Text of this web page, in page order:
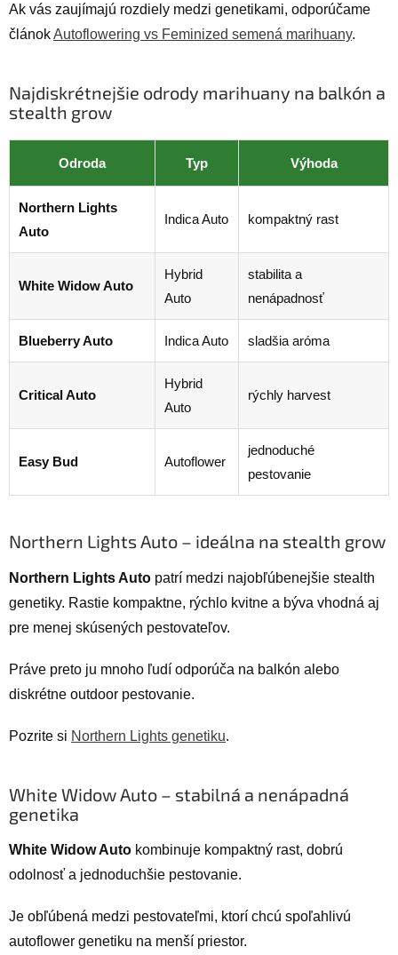
Ak vás zaujímajú rozdiely medzi genetikami, odporúčame
článokAutoflowering vs Feminized semená marihuany.
Najdiskrétnejšie odrody marihuany na balkón a
stealth grow
Odroda Typ Výhoda
Northern Lights
Auto
Indica Auto kompaktný rast
White Widow Auto
Hybrid
Auto
stabilita a
nenápadnosť
Blueberry Auto Indica Auto sladšia aróma
Critical Auto
Hybrid
Auto
rýchly harvest
Easy Bud Autoflower
jednoduché
pestovanie
Northern Lights Auto – ideálna na stealth grow
Northern Lights Auto patrí medzi najobľúbenejšie stealth
genetiky. Rastie kompaktne, rýchlo kvitne a býva vhodná aj
pre menej skúsených pestovateľov.
Práve preto ju mnoho ľudí odporúča na balkón alebo
diskrétne outdoor pestovanie.
Pozrite si Northern Lights genetiku.
White Widow Auto – stabilná a nenápadná
genetika
White Widow Auto kombinuje kompaktný rast, dobrú
odolnosť a jednoduchšie pestovanie.
Je obľúbená medzi pestovateľmi, ktorí chcú spoľahlivú
autoflower genetiku na menší priestor.